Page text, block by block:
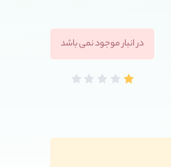
در انبار موجود نمی باشد